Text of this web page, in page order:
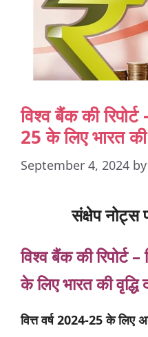
विश्व बैंक की
25 के लिए भारत
September 4, 2024 by
संक्षेप नोट्स
विश्वबैंककीरिपोर्ट –
के लिए भारत की
वित्त वर्ष 2024-25 के लिए